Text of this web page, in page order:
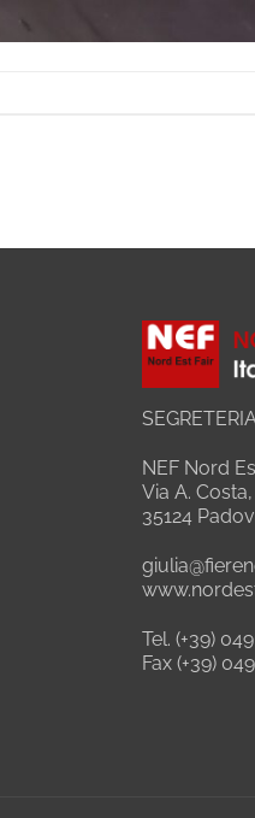
NEF Nord
Via A. Costa,
35124
Tel. (+39)
Fax (+39)